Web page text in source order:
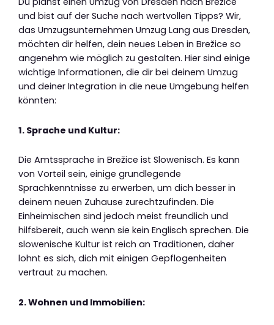
und bist auf der Suche nach wertvollen Tipps? Wir,
das Umzugsunternehmen Umzug Lang aus Dresden,
möchten dir helfen, dein neues Leben in Brežice so
angenehm wie möglich zu gestalten. Hier sind einige
wichtige Informationen, die dir bei deinem Umzug
und deiner Integration in die neue Umgebung helfen
könnten:
1. Sprache und Kultur:
Die Amtssprache in Brežice ist Slowenisch. Es kann
von Vorteil sein, einige grundlegende
Sprachkenntnisse zu erwerben, um dich besser in
deinem neuen Zuhause zurechtzufinden. Die
Einheimischen sind jedoch meist freundlich und
hilfsbereit, auch wenn sie kein Englisch sprechen. Die
slowenische Kultur ist reich an Traditionen, daher
lohnt es sich, dich mit einigen Gepflogenheiten
vertraut zu machen.
2. Wohnen und Immobilien: